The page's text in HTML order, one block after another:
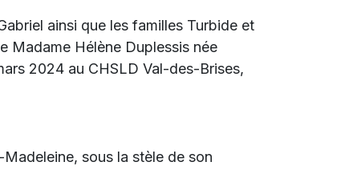
ainsi que les familles Turbide et
Madame Hélène Duplessis née
2024 au CHSLD Val-des-Brises,
sous la stèle de son